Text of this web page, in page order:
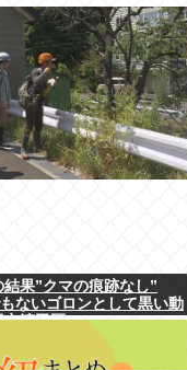
結果”クマの痕跡なし”
もないゴロンとして黒い動
市清田区